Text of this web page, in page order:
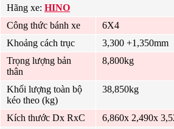
Hãng xe: HINO
Công thức bánh xe
6X4
Khoảng cách trục
3,300 +1,350mm
Trọng lượng bản
thân
8,800kg
Khối lượng toàn bộ
kéo theo (kg)
38,850kg
Kích thước Dx RxC
6,860x 2,490x